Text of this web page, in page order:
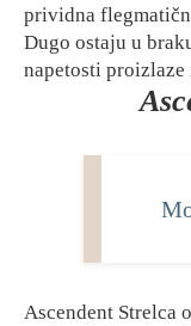
prividna
Dugo ostaju u
napetosti proizlaze
Ascendent Strelca